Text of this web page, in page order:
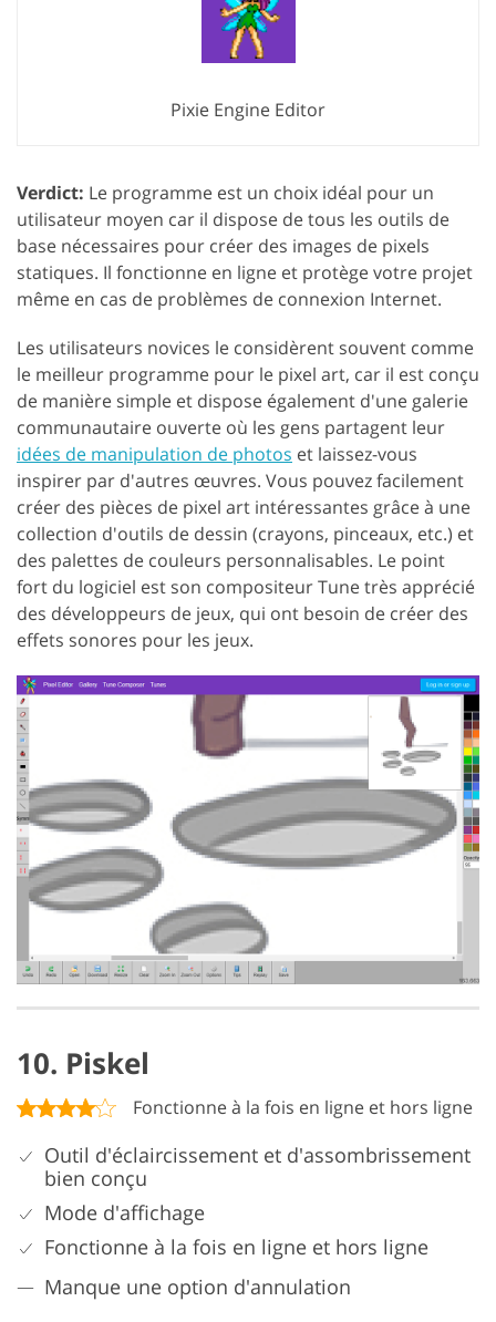
Pixie Engine Editor
Verdict: Le programme est un choix idéal pour un
utilisateur moyen car il dispose de tous les outils de
base nécessaires pour créer des images de pixels
statiques. Il fonctionne en ligne et protège votre projet
même en cas de problèmes de connexion Internet.
Les utilisateurs novices le considèrent souvent comme
le meilleur programme pour le pixel art, car il est conçu
de manière simple et dispose également d'une galerie
communautaire ouverte où les gens partagent leur
idées de manipulation de photos et laissez-vous
inspirer par d'autres œuvres. Vous pouvez facilement
créer des pièces de pixel art intéressantes grâce à une
collection d'outils de dessin (crayons, pinceaux, etc.) et
des palettes de couleurs personnalisables. Le point
fort du logiciel est son compositeur Tune très apprécié
des développeurs de jeux, qui ont besoin de créer des
effets sonores pour les jeux.
10. Piskel
Fonctionne à la fois en ligne et hors ligne
Outil d'éclaircissement et d'assombrissement
bien conçu
Mode d'affichage
Fonctionne à la fois en ligne et hors ligne
Manque une option d'annulation